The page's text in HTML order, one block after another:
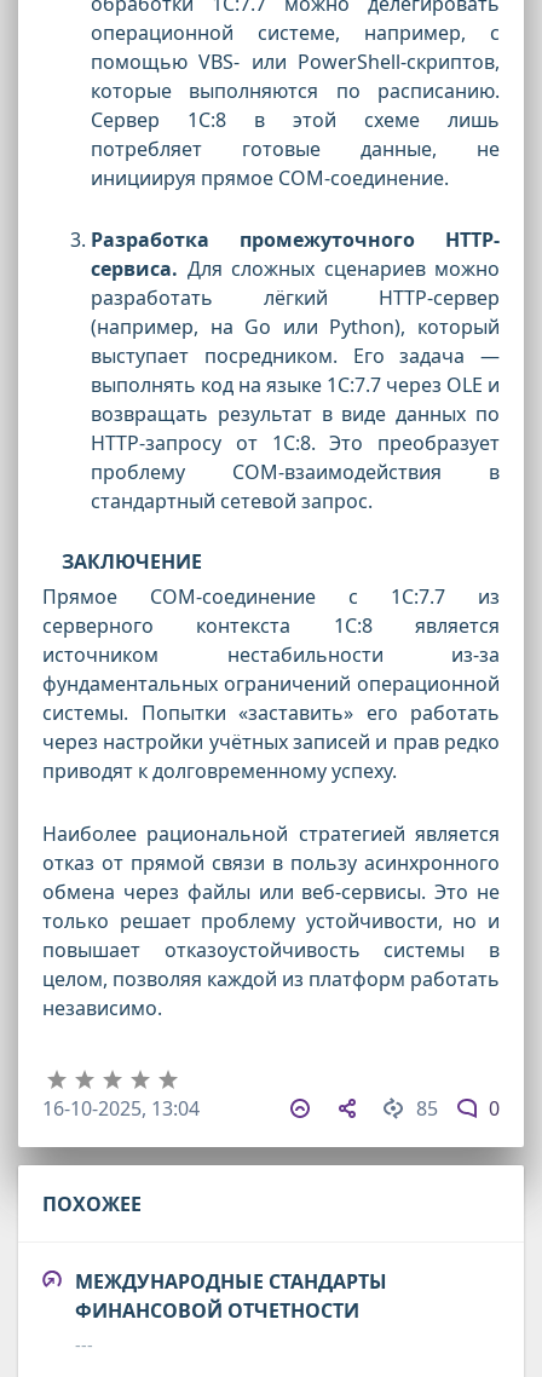
операционной системе, например, с
помощью VBS- или PowerShell-скриптов,
которые выполняются по расписанию.
Сервер 1С:8 в этой схеме лишь
потребляет готовые данные, не
инициируя прямое COM-соединение.
Разработка промежуточного HTTP-
сервиса. Для сложных сценариев можно
разработать лёгкий HTTP-сервер
(например, на Go или Python), который
выступает посредником. Его задача —
выполнять код на языке 1С:7.7 через OLE и
возвращать результат в виде данных по
HTTP-запросу от 1С:8. Это преобразует
проблему COM-взаимодействия в
стандартный сетевой запрос.
ЗАКЛЮЧЕНИЕ
Прямое COM-соединение с 1С:7.7 из
серверного контекста 1С:8 является
источником нестабильности из-за
фундаментальных ограничений операционной
системы. Попытки «заставить» его работать
через настройки учётных записей и прав редко
приводят к долговременному успеху.
Наиболее рациональной стратегией является
отказ от прямой связи в пользу асинхронного
обмена через файлы или веб-сервисы. Это не
только решает проблему устойчивости, но и
повышает отказоустойчивость системы в
целом, позволяя каждой из платформ работать
независимо.
85 0
16-10-2025, 13:04
ПОХОЖЕЕ
МЕЖДУНАРОДНЫЕ СТАНДАРТЫ
ФИНАНСОВОЙ ОТЧЕТНОСТИ
---